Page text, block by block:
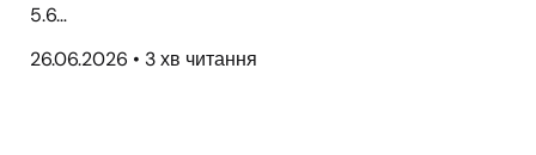
5.6…
26.06.2026 • 3 хв читання